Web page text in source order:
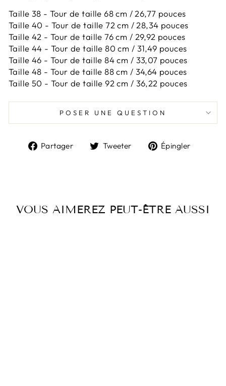
Taille 38 - Tour de taille 68 cm / 26,77 pouces
Taille 40 - Tour de taille 72 cm / 28,34 pouces
Taille 42 - Tour de taille 76 cm / 29,92 pouces
Taille 44 - Tour de taille 80 cm / 31,49 pouces
Taille 46 - Tour de taille 84 cm / 33,07 pouces
Taille 48 - Tour de taille 88 cm / 34,64 pouces
Taille 50 - Tour de taille 92 cm / 36,22 pouces
POSER UNE QUESTION
Partager
PartagerTweeter
TweeterÉpingler
VOUS AIMEREZ PEUT-ÊTRE AUSSI